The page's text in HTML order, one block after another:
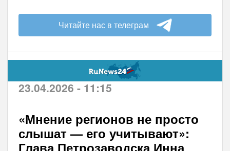
Читайте нас в телеграм
23.04.2026 - 11:15
«Мнение регионов не просто
слышат — его учитывают»:
Глава Петрозаводска Инна